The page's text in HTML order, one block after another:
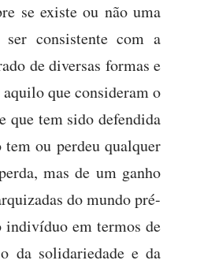
se existe ou não uma
ser consistente com a
de diversas formas e
que consideram o
que tem sido defendida
ou perdeu qualquer
mas de um ganho
do mundo pré-
em termos de
da solidariedade e da